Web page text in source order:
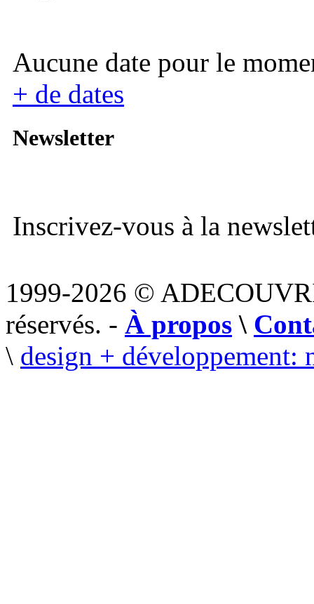
Aucune date pour le
+ de dates
Newsletter
Inscrivez-vous à la
1999-2026 ©
réservés. - À propos \
\ design + développement: